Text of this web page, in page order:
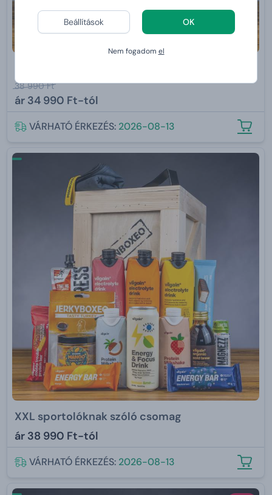
Beállítások OK
Nem fogadom el
38 990 Ft
ár 34 990 Ft-tól
VÁRHATÓ ÉRKEZÉS: 2026-08-13
XXL sportolóknak szóló csomag
ár 38 990 Ft-tól
VÁRHATÓ ÉRKEZÉS: 2026-08-13